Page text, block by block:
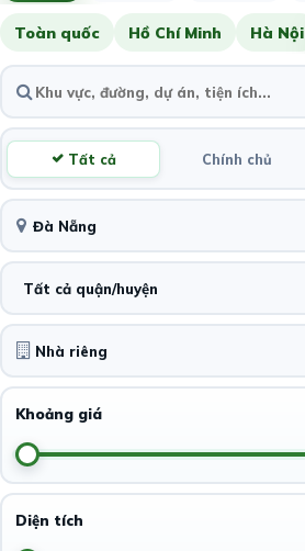
Toàn quốc Hồ Chí Minh Hà Nội
Tất cả Chính chủ
Đà Nẵng
Tất cả quận/huyện
Khoảng giá
Diện tích